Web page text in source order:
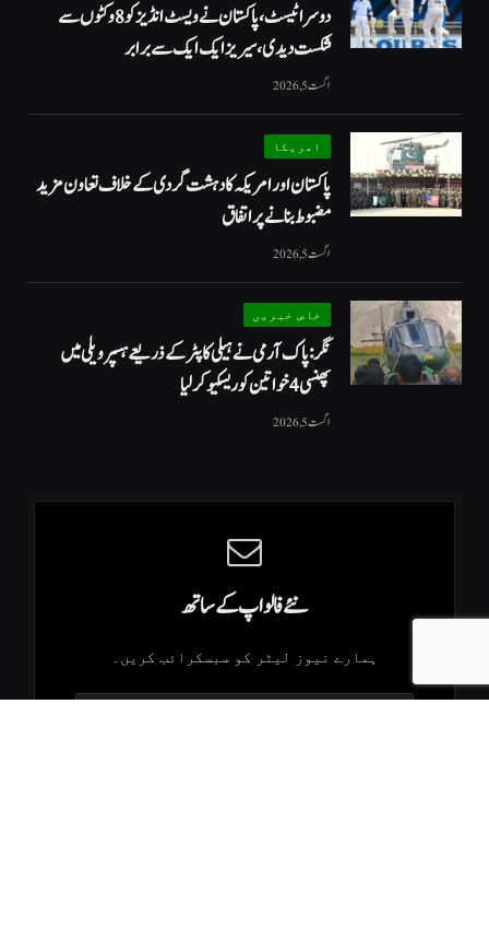
دوسرا ٹیسٹ، پاکستان نے ویسٹ انڈیز کو 8 وکٹوں سے
شکست دیدی، سیریز ایک ایک سے برابر
اگست 5, 2026
امریکا
پاکستان اور امریکہ کا دہشت گردی کے خلاف تعاون مزید
مضبوط بنانے پر اتفاق
اگست 5, 2026
خاص خبریں
نگر: پاک آرمی نے ہیلی کاپٹر کے ذریعے ہسپر ویلی میں
پھنسی 4 خواتین کو ریسکیو کرلیا
اگست 5, 2026
نئے فالو اپ کے ساتھ
ہمارے نیوز لیٹر کو سبسکرائب کریں۔